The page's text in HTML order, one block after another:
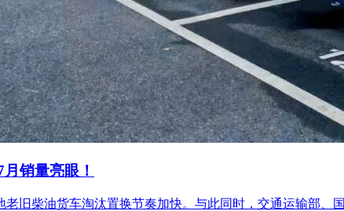
销量亮眼！
老旧柴油货车淘汰置换节奏加快。与此同时，交通运输部